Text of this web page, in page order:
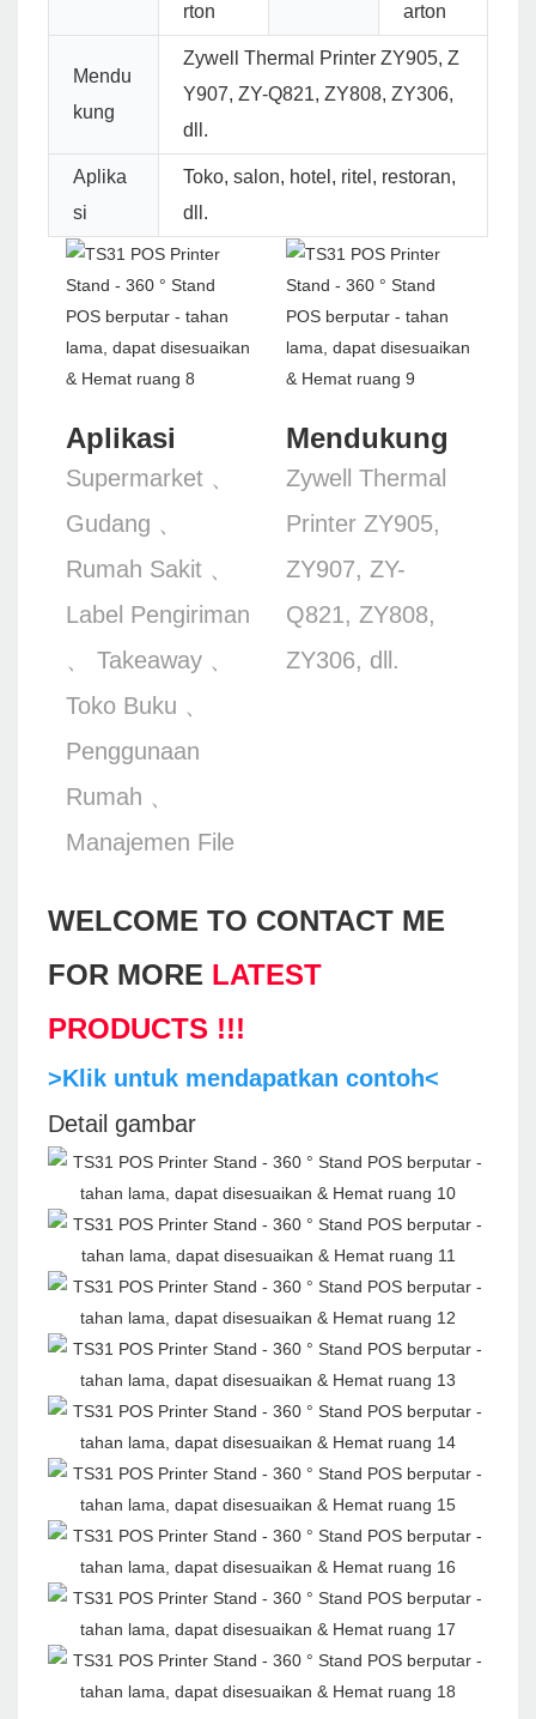
rton
arton
Mendu
kung
Zywell Thermal Printer ZY905, Z
Y907, ZY-Q821, ZY808, ZY306,
dll.
Aplika
si
Toko, salon, hotel, ritel, restoran,
dll.
Aplikasi
Supermarket 、
Gudang 、
Rumah Sakit 、
Label Pengiriman
、 Takeaway 、
Toko Buku 、
Penggunaan
Rumah 、
Manajemen File
Mendukung
Zywell Thermal
Printer ZY905,
ZY907, ZY-
Q821, ZY808,
ZY306, dll.
WELCOME TO CONTACT ME
FOR MORE LATEST
PRODUCTS !!!
>Klik untuk mendapatkan contoh<
Detail gambar